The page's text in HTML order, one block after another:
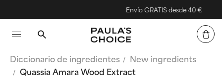
Envío GRATIS desde 40 €
Diccionario de ingredientes
New ingredients
Quassia Amara Wood Extract